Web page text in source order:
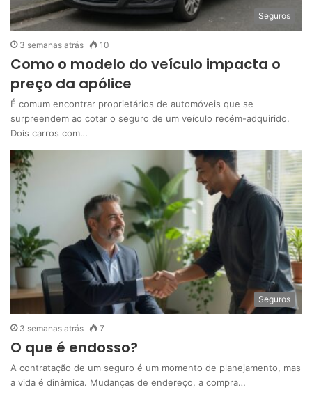
Seguros
3 semanas atrás 10
Como o modelo do veículo impacta o
preço da apólice
É comum encontrar proprietários de automóveis que se
surpreendem ao cotar o seguro de um veículo recém-adquirido.
Dois carros com…
Seguros
3 semanas atrás 7
O que é endosso?
A contratação de um seguro é um momento de planejamento, mas
a vida é dinâmica. Mudanças de endereço, a compra…